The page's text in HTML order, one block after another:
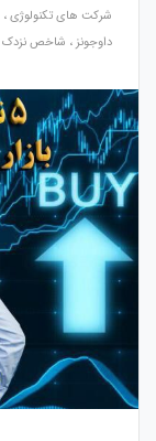
شرکت های تکنولوژی،
داوجونز ، شاخص نزدک